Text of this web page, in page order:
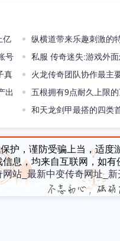
亿
纵横道带来乐趣刺激的
号
私服 传奇迷失:游戏外
怪对大家发生的
真
火龙传奇团队协作最主
出
五根拥有9点耐久上限
中灯笼链有三根
和天龙剑甲最搭的四类
身是超级神装
护，谨防受骗上当，适
息，均来自互联网，如
网站_最新中变传奇网址_